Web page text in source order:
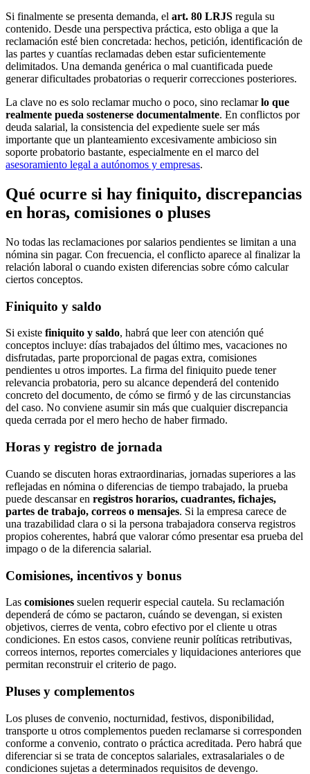
Si finalmente se presenta demanda, el art. 80 LRJS regula su
contenido. Desde una perspectiva práctica, esto obliga a que la
reclamación esté bien concretada: hechos, petición, identificación de
las partes y cuantías reclamadas deben estar suficientemente
delimitados. Una demanda genérica o mal cuantificada puede
generar dificultades probatorias o requerir correcciones posteriores.
La clave no es solo reclamar mucho o poco, sino reclamarlo que
realmente pueda sostenerse documentalmente. En conflictos por
deuda salarial, la consistencia del expediente suele ser más
importante que un planteamiento excesivamente ambicioso sin
soporte probatorio bastante, especialmente en el marco del
asesoramiento legal a autónomos y empresas.
Qué ocurre si hay finiquito, discrepancias
en horas, comisiones o pluses
No todas las reclamaciones por salarios pendientes se limitan a una
nómina sin pagar. Con frecuencia, el conflicto aparece al finalizar la
relación laboral o cuando existen diferencias sobre cómo calcular
ciertos conceptos.
Finiquito y saldo
Si existe finiquito y saldo, habrá que leer con atención qué
conceptos incluye: días trabajados del último mes, vacaciones no
disfrutadas, parte proporcional de pagas extra, comisiones
pendientes u otros importes. La firma del finiquito puede tener
relevancia probatoria, pero su alcance dependerá del contenido
concreto del documento, de cómo se firmó y de las circunstancias
del caso. No conviene asumir sin más que cualquier discrepancia
queda cerrada por el mero hecho de haber firmado.
Horas y registro de jornada
Cuando se discuten horas extraordinarias, jornadas superiores a las
reflejadas en nómina o diferencias de tiempo trabajado, la prueba
puede descansar en registros horarios, cuadrantes, fichajes,
partes de trabajo, correos o mensajes. Si la empresa carece de
una trazabilidad clara o si la persona trabajadora conserva registros
propios coherentes, habrá que valorar cómo presentar esa prueba del
impago o de la diferencia salarial.
Comisiones, incentivos y bonus
Las comisiones suelen requerir especial cautela. Su reclamación
dependerá de cómo se pactaron, cuándo se devengan, si existen
objetivos, cierres de venta, cobro efectivo por el cliente u otras
condiciones. En estos casos, conviene reunir políticas retributivas,
correos internos, reportes comerciales y liquidaciones anteriores que
permitan reconstruir el criterio de pago.
Pluses y complementos
Los pluses de convenio, nocturnidad, festivos, disponibilidad,
transporte u otros complementos pueden reclamarse si corresponden
conforme a convenio, contrato o práctica acreditada. Pero habrá que
diferenciar si se trata de conceptos salariales, extrasalariales o de
condiciones sujetas a determinados requisitos de devengo.